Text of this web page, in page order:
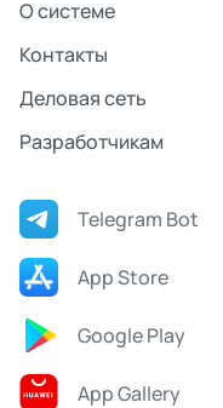
О системе
Контакты
Деловая сеть
Разработчикам
Telegram Bot
App Store
Google Play
App Gallery